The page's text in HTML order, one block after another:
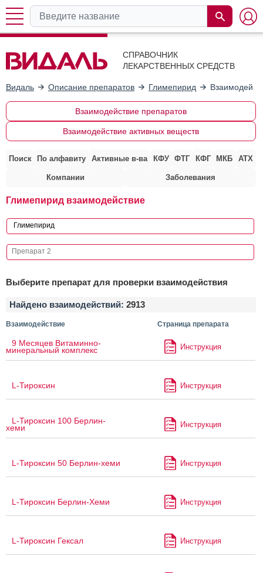
СПРАВОЧНИК
ЛЕКАРСТВЕННЫХ СРЕДСТВ
Видаль Описание препаратов Глимепирид
Взаимодействие препаратов
Взаимодействие активных веществ
Поиск По алфавиту Активные в-ва КФУ ФТГ КФГ МКБ АТХ
Компании Заболевания
Глимепирид взаимодействие
Выберите препарат для проверки взаимодействия
Найдено взаимодействий: 2913
Взаимодействие Страница препарата
9 Месяцев Витаминно-
минеральный комплекс Инструкция
L-Тироксин Инструкция
L-Тироксин 100 Берлин-
хеми Инструкция
L-Тироксин 50 Берлин-хеми Инструкция
L-Тироксин Берлин-Хеми Инструкция
L-Тироксин Гексал Инструкция